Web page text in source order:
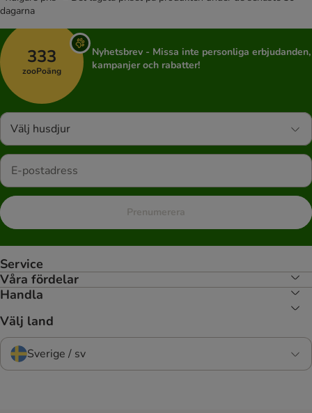
dagarna
333
zooPoäng
Nyhetsbrev - Missa inte personliga erbjudanden,
kampanjer och rabatter!
Välj husdjur
Prenumerera
Service
Våra fördelar
Handla
Välj land
Sverige / sv